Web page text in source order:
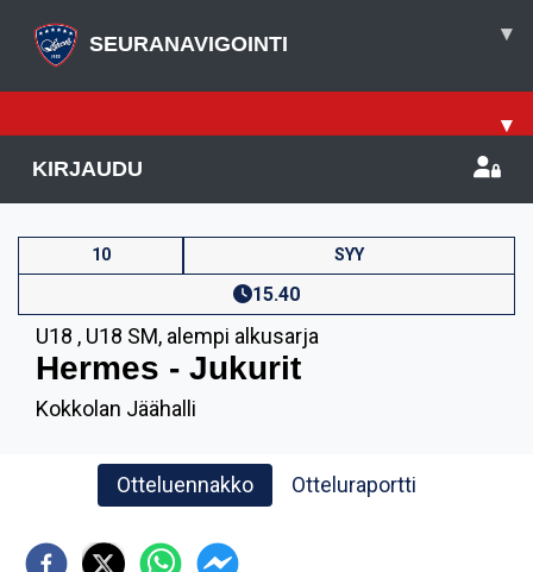
SEURANAVIGOINTI ▾
▾
KIRJAUDU
10 SYY
15.40
U18 , U18 SM, alempi alkusarja
Hermes - Jukurit
Kokkolan Jäähalli
Otteluennakko Otteluraportti